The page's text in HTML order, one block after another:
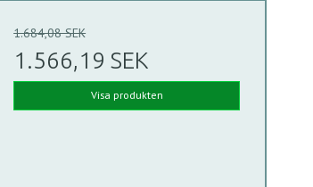
1.684,08 SEK
1.566,19 SEK
Visa produkten